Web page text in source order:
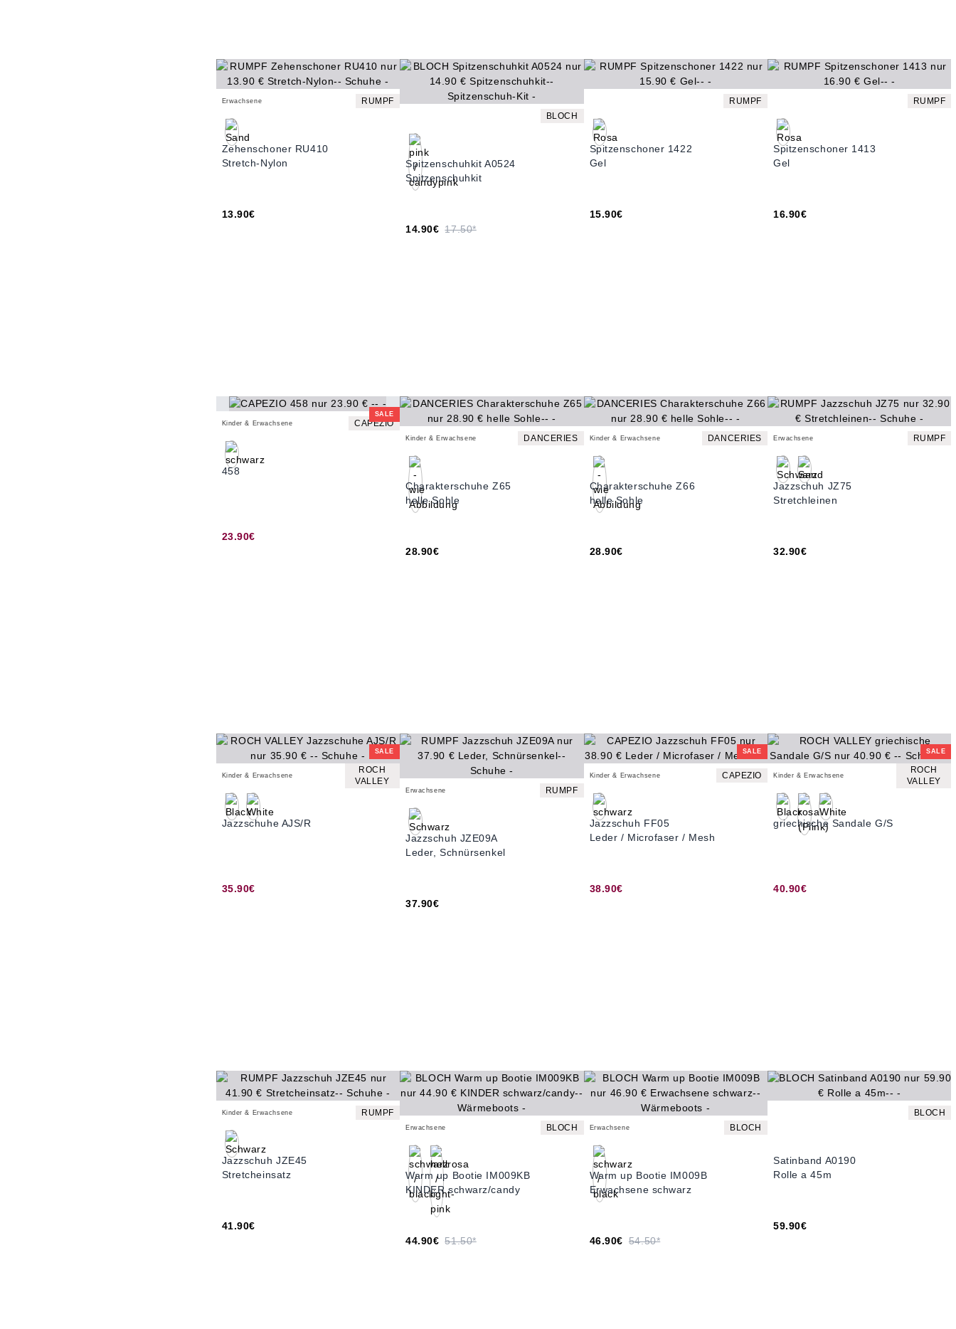
Erwachsene RUMPF
Zehenschoner RU410
Stretch-Nylon
13.90€
BLOCH
Spitzenschuhkit A0524
Spitzenschuhkit
14.90€ 17.50*
RUMPF
Spitzenschoner 1422
Gel
15.90€
RUMPF
Spitzenschoner 1413
Gel
16.90€
SALE
Kinder & Erwachsene
CAPEZIO
458
23.90€
Kinder & Erwachsene DANCERIES
Charakterschuhe Z65
helle Sohle
28.90€
Kinder & Erwachsene DANCERIES
Charakterschuhe Z66
helle Sohle
28.90€
Erwachsene RUMPF
Jazzschuh JZ75
Stretchleinen
32.90€
SALE
Kinder & Erwachsene
ROCH
VALLEY
Jazzschuhe AJS/R
35.90€
Erwachsene RUMPF
Jazzschuh JZE09A
Leder, Schnürsenkel
37.90€
SALE
Kinder & Erwachsene CAPEZIO
Jazzschuh FF05
Leder / Microfaser / Mesh
38.90€
SALE
Kinder & Erwachsene
ROCH
VALLEY
griechische Sandale G/S
40.90€
Kinder & Erwachsene RUMPF
Jazzschuh JZE45
Stretcheinsatz
41.90€
Erwachsene BLOCH
Warm up Bootie IM009KB
KINDER schwarz/candy
44.90€ 51.50*
Erwachsene BLOCH
Warm up Bootie IM009B
Erwachsene schwarz
46.90€ 54.50*
BLOCH
Satinband A0190
Rolle a 45m
59.90€